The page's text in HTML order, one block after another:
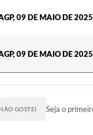
09 DE MAIO DE 2025
09 DE MAIO DE 2025
NÃO GOSTEI Seja o